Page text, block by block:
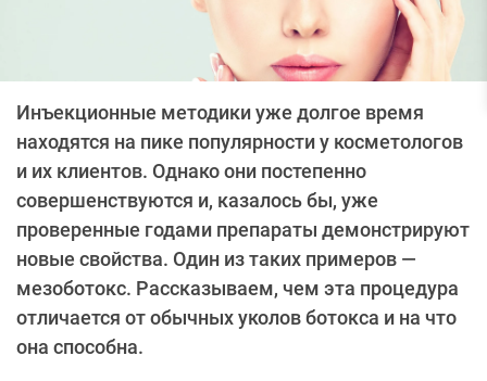
Инъекционные методики уже долгое время
находятся на пике популярности у косметологов
и их клиентов. Однако они постепенно
совершенствуются и, казалось бы, уже
проверенные годами препараты демонстрируют
новые свойства. Один из таких примеров —
мезоботокс. Рассказываем, чем эта процедура
отличается от обычных уколов ботокса и на что
она способна.